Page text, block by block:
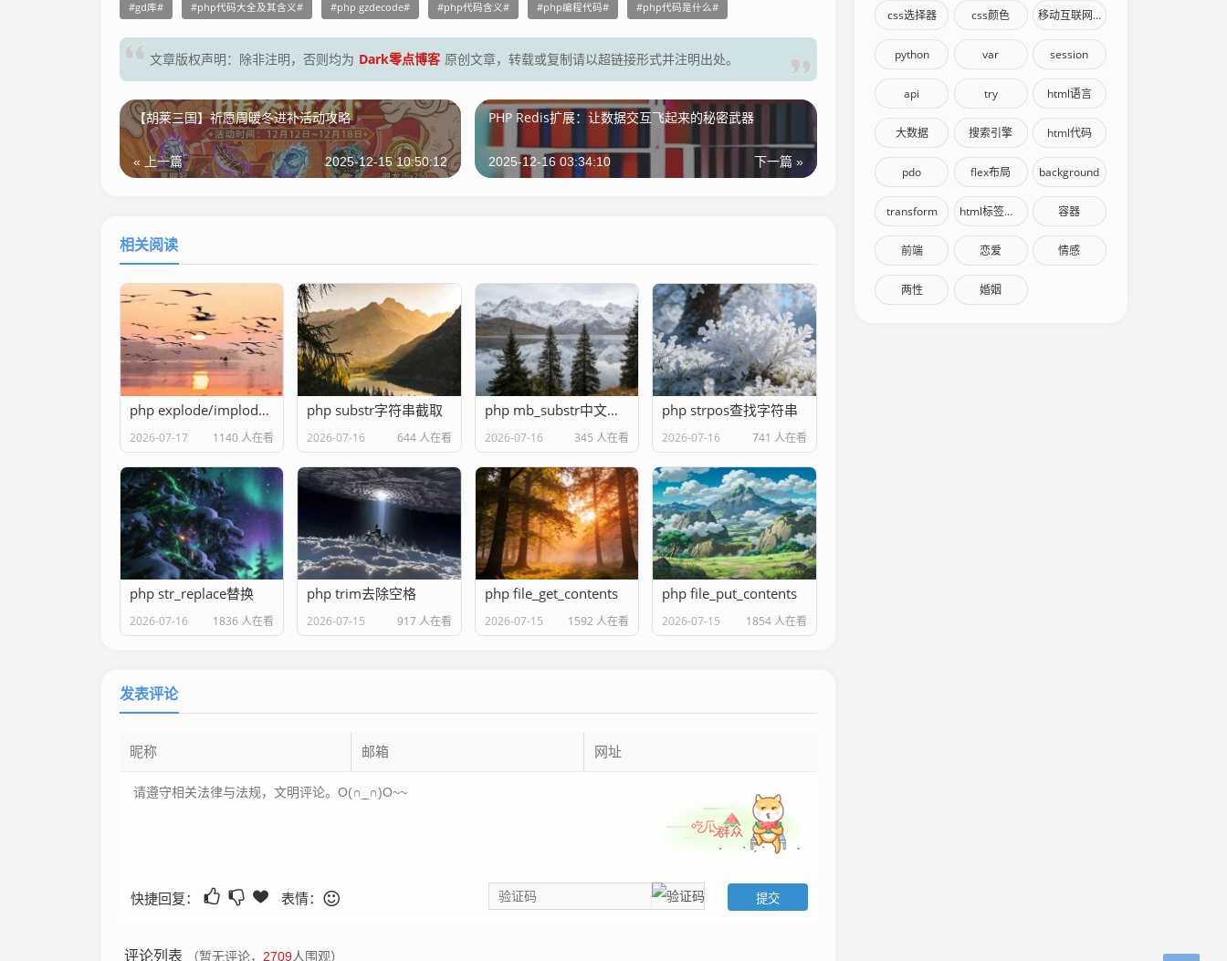
gd库 php代码大全及其含义 php gzdecode php代码含义 php编程代码 php代码是什么
文章版权声明：除非注明，否则均为 Dark零点博客 原创文章，转载或复制请以超链接形式并注明出处。
【胡莱三国】祈愿周暖冬进补活动攻略
« 上一篇 2025-12-15 10:50:12
PHP Redis扩展：让数据交互飞起来的秘密武器
下一篇 »
2025-12-16 03:34:10
相关阅读
php explode/implode转换
2026-07-17 1140 人在看
php substr字符串截取
2026-07-16 644 人在看
php mb_substr中文截取
2026-07-16 345 人在看
php strpos查找字符串
2026-07-16 741 人在看
php str_replace替换
2026-07-16 1836 人在看
php trim去除空格
2026-07-15 917 人在看
php file_get_contents
2026-07-15 1592 人在看
php file_put_contents
2026-07-15 1854 人在看
发表评论
快捷回复： 表情：
评论列表 （暂无评论， 2709人围观）
css选择器 css颜色 移动互联网终端
python var session
api try html语言
大数据 搜索引擎 html代码
pdo flex布局 background
transform html标签语义化 容器
前端 恋爱 情感
两性 婚姻